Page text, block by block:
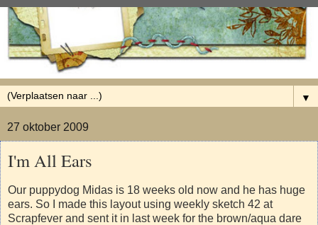
▼
27 oktober 2009
I'm All Ears
Our puppydog Midas is 18 weeks old now and he has huge
ears. So I made this layout using weekly sketch 42 at
Scrapfever and sent it in last week for the brown/aqua dare